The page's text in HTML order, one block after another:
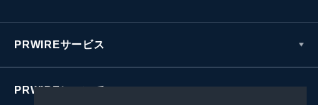
PRWIREサービス
PRWIREについて